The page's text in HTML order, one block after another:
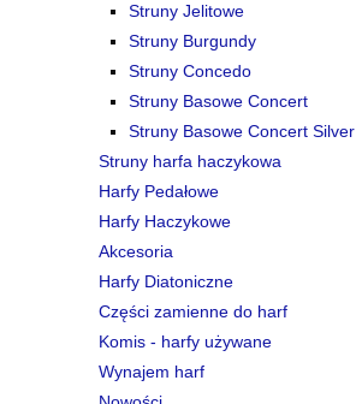
Struny Jelitowe
Struny Burgundy
Struny Concedo
Struny Basowe Concert
Struny Basowe Concert Silver
Struny harfa haczykowa
Harfy Pedałowe
Harfy Haczykowe
Akcesoria
Harfy Diatoniczne
Części zamienne do harf
Komis - harfy używane
Wynajem harf